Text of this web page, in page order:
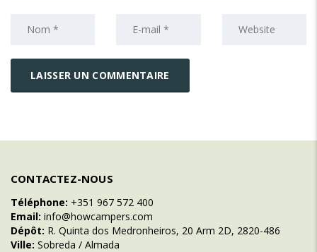
CONTACTEZ-NOUS
Téléphone: +351 967 572 400
Email: info@howcampers.com
Dépôt: R. Quinta dos Medronheiros, 20 Arm 2D, 2820-486
Ville: Sobreda / Almada